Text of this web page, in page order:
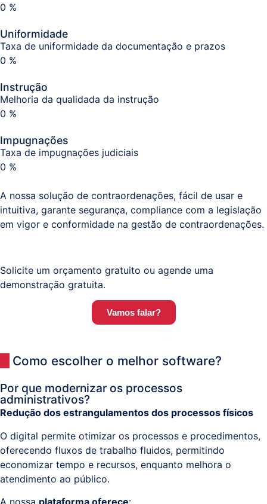
0 %
Uniformidade
Taxa de uniformidade da documentação e prazos
0 %
Instrução
Melhoria da qualidada da instrução
0 %
Impugnações
Taxa de impugnações judiciais
0 %
A nossa solução de contraordenações, fácil de usar e
intuitiva, garante segurança, compliance com a legislação
em vigor e conformidade na gestão de contraordenações.
Solicite um orçamento gratuito ou agende uma
demonstração gratuita.
Vamos falar?
Como escolher o melhor software?
Por que modernizar os processos
administrativos?
Redução dos estrangulamentos dos processos físicos
O digital permite otimizar os processos e procedimentos,
oferecendo fluxos de trabalho fluidos, permitindo
economizar tempo e recursos, enquanto melhora o
atendimento ao público.